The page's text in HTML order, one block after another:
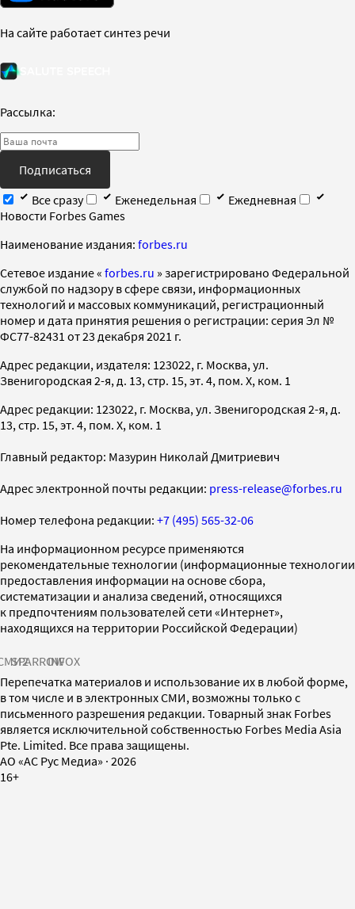
На сайте работает синтез речи
Рассылка:
Подписаться
Все сразу
Еженедельная
Ежедневная
Новости Forbes Games
Наименование издания: forbes.ru
Cетевое издание « forbes.ru » зарегистрировано Федеральной
службой по надзору в сфере связи, информационных
технологий и массовых коммуникаций, регистрационный
номер и дата принятия решения о регистрации: серия Эл №
ФС77-82431 от 23 декабря 2021 г.
Адрес редакции, издателя: 123022, г. Москва, ул.
Звенигородская 2-я, д. 13, стр. 15, эт. 4, пом. X, ком. 1
Адрес редакции: 123022, г. Москва, ул. Звенигородская 2-я, д.
13, стр. 15, эт. 4, пом. X, ком. 1
Главный редактор: Мазурин Николай Дмитриевич
Адрес электронной почты редакции: press-release@forbes.ru
Номер телефона редакции: +7 (495) 565-32-06
На информационном ресурсе применяются
рекомендательные технологии (информационные технологии
предоставления информации на основе сбора,
систематизации и анализа сведений, относящихся
к предпочтениям пользователей сети «Интернет»,
находящихся на территории Российской Федерации)
SPARROWINFOX
Перепечатка материалов и использование их в любой форме,
в том числе и в электронных СМИ, возможны только с
письменного разрешения редакции. Товарный знак Forbes
является исключительной собственностью Forbes Media Asia
Pte. Limited. Все права защищены.
AO «АС Рус Медиа» · 2026
16+